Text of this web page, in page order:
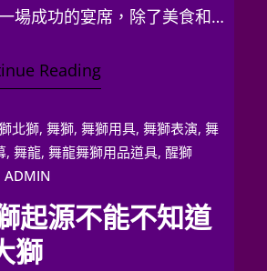
場成功的宴席，除了美食和
Reading
北獅, 舞獅, 舞獅用具, 舞獅表演, 舞
, 舞龍, 舞龍舞獅用品道具, 醒獅
ADMIN
起源不能不知道
獅